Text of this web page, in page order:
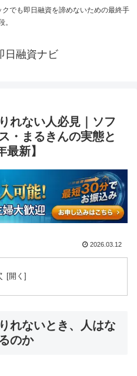
でも即日融資を諦めないための最終手
。
日融資ナビ
れない人必見｜ソフ
・まるきんの実態と
新】
2026.03.12
れないとき、人はな
のか